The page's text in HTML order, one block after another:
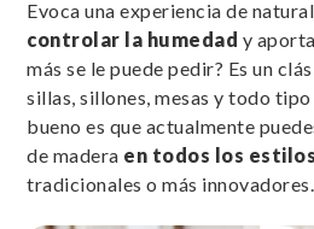
Evoca una experiencia de
controlar la humedad y
más se le puede pedir? Es un
sillas, sillones, mesas y todo
bueno es que actualmente
de madera en todos los estilos
tradicionales o más innovadores.